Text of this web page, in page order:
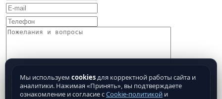
Мы используем cookiesдля корректной работы сайта и
аналитики. Нажимая «Принять», вы подтверждаете
ознакомление и согласие сCookie-политикой и